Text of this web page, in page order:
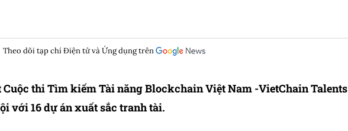
Theo dõi tạp chí Điện tử và Ứng dụng trên
Cuộc thi Tìm kiếm Tài năng Blockchain Việt Nam -VietChain Talents
với 16 dự án xuất sắc tranh tài.